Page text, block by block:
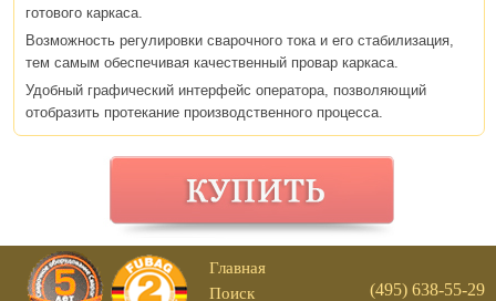
готового каркаса.
Возможность регулировки сварочного тока и его стабилизация,
тем самым обеспечивая качественный провар каркаса.
Удобный графический интерфейс оператора, позволяющий
отобразить протекание производственного процесса.
Главная
Поиск
(495) 638-55-29